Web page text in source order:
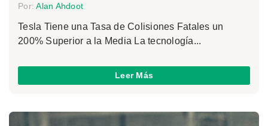
Por:Alan Ahdoot
Tesla Tiene una Tasa de Colisiones Fatales un
200% Superior a la Media La tecnología...
Leer Más